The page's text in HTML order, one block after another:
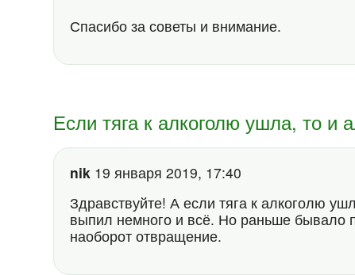
Спасибо за советы и внимание.
Если тяга к алкоголю ушла, то и
nik 19 января 2019, 17:40
Здравствуйте! А если тяга к алкоголю
выпил немного и всё. Но раньше бывало
наоборот отвращение.